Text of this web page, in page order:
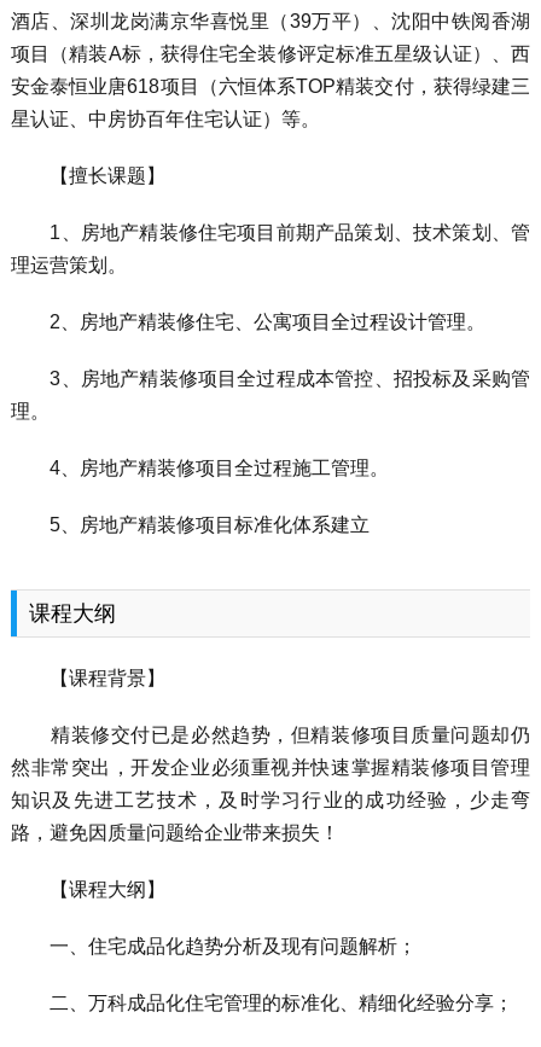
酒店、深圳龙岗满京华喜悦里（39万平）、沈阳中铁阅香湖
项目（精装A标，获得住宅全装修评定标准五星级认证）、西
安金泰恒业唐618项目（六恒体系TOP精装交付，获得绿建三
星认证、中房协百年住宅认证）等。
【擅长课题】
1、房地产精装修住宅项目前期产品策划、技术策划、管
理运营策划。
2、房地产精装修住宅、公寓项目全过程设计管理。
3、房地产精装修项目全过程成本管控、招投标及采购管
理。
4、房地产精装修项目全过程施工管理。
5、房地产精装修项目标准化体系建立
课程大纲
【课程背景】
精装修交付已是必然趋势，但精装修项目质量问题却仍
然非常突出，开发企业必须重视并快速掌握精装修项目管理
知识及先进工艺技术，及时学习行业的成功经验，少走弯
路，避免因质量问题给企业带来损失！
【课程大纲】
一、住宅成品化趋势分析及现有问题解析；
二、万科成品化住宅管理的标准化、精细化经验分享；